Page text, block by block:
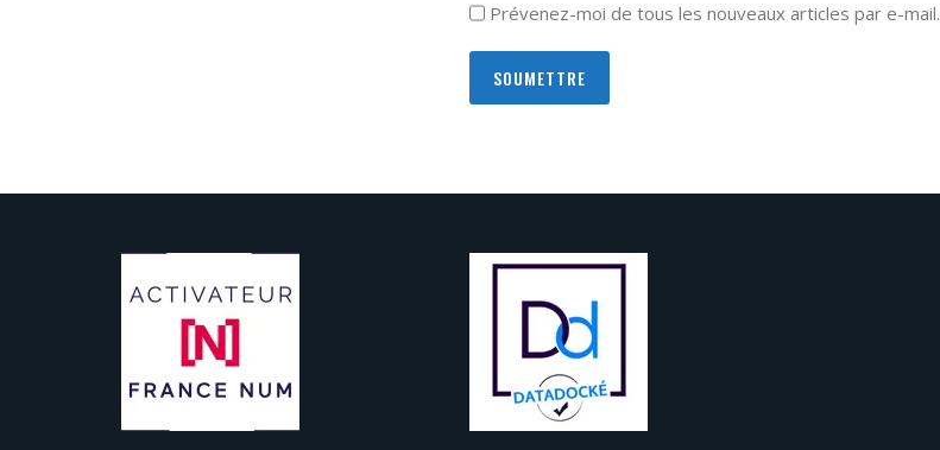
Prévenez-moi de tous les nouveaux articles par e-mail.